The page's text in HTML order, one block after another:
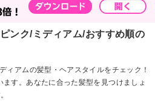
ンク/ミディアム/おすすめ順の
ィアムの髪型・ヘアスタイルをチェック！
す。あなたに合った髪型を見つけましょ